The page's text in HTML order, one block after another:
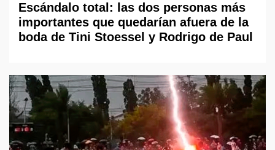
Escándalo total: las dos personas más
importantes que quedarían afuera de la
boda de Tini Stoessel y Rodrigo de Paul